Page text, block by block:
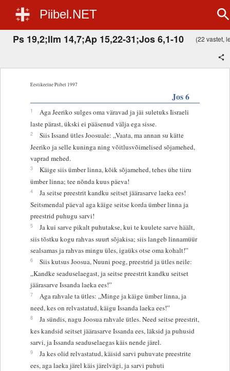
Piibel.NET
Ps 19,2;Ilm 14,7;Ap 15,22-31;Jos 6,1-10 (22 vastet,
Eestikeelne Piibel 1997
Jos 6
1
Aga Jeeriko sulges oma väravad ja jäi suletuks Iisraeli
laste pärast, ükski ei pääsenud välja ega sisse.
2
Siis Issand ütles Joosuale: „Vaata, ma annan su kätte
Jeeriko ja selle kuninga ning võitlusvõimelised sõjamehed,
vaprad mehed.
3
Käige siis ümber linna, kõik sõjamehed, tehes ühe tiiru
ümber linna; tee nõnda kuus päeva!
4
Ja seitse preestrit kandku seitset jäärasarve laeka ees!
Seitsmendal päeval aga käige seitse korda ümber linna ja
preestrid puhugu sarvi!
5
Ja kui sarve pikalt puhutakse, kui te kuulete sarve häält,
siis tõstku kogu rahvas suurt sõjakisa; siis langeb linnamüür
sealsamas ja rahvas mingu üles, igaüks otse oma kohalt!”
6
Siis kutsus Joosua, Nuuni poeg, preestrid ja ütles neile:
„Kandke seaduselaegast, ja seitse preestrit kandku seitset
jäärasarve Issanda laeka ees!”
7
Aga rahvale ta ütles: „Minge ja käige ümber linna, ja
need, kes on relvastatud, käigu Issanda laeka ees!”
8
Ja sündis, nagu Joosua rahvale ütles. Need seitse preestrit,
kes kandsid seitset jäärasarve Issanda ees, läksid ja puhusid
sarvi, ja Issanda seaduselaegas käis nende järel.
9
Ja kes olid relvastatud, käisid sarvi puhuvate preestrite
ees, aga laeka järel käis järelvägi, ja sarvi puhuti